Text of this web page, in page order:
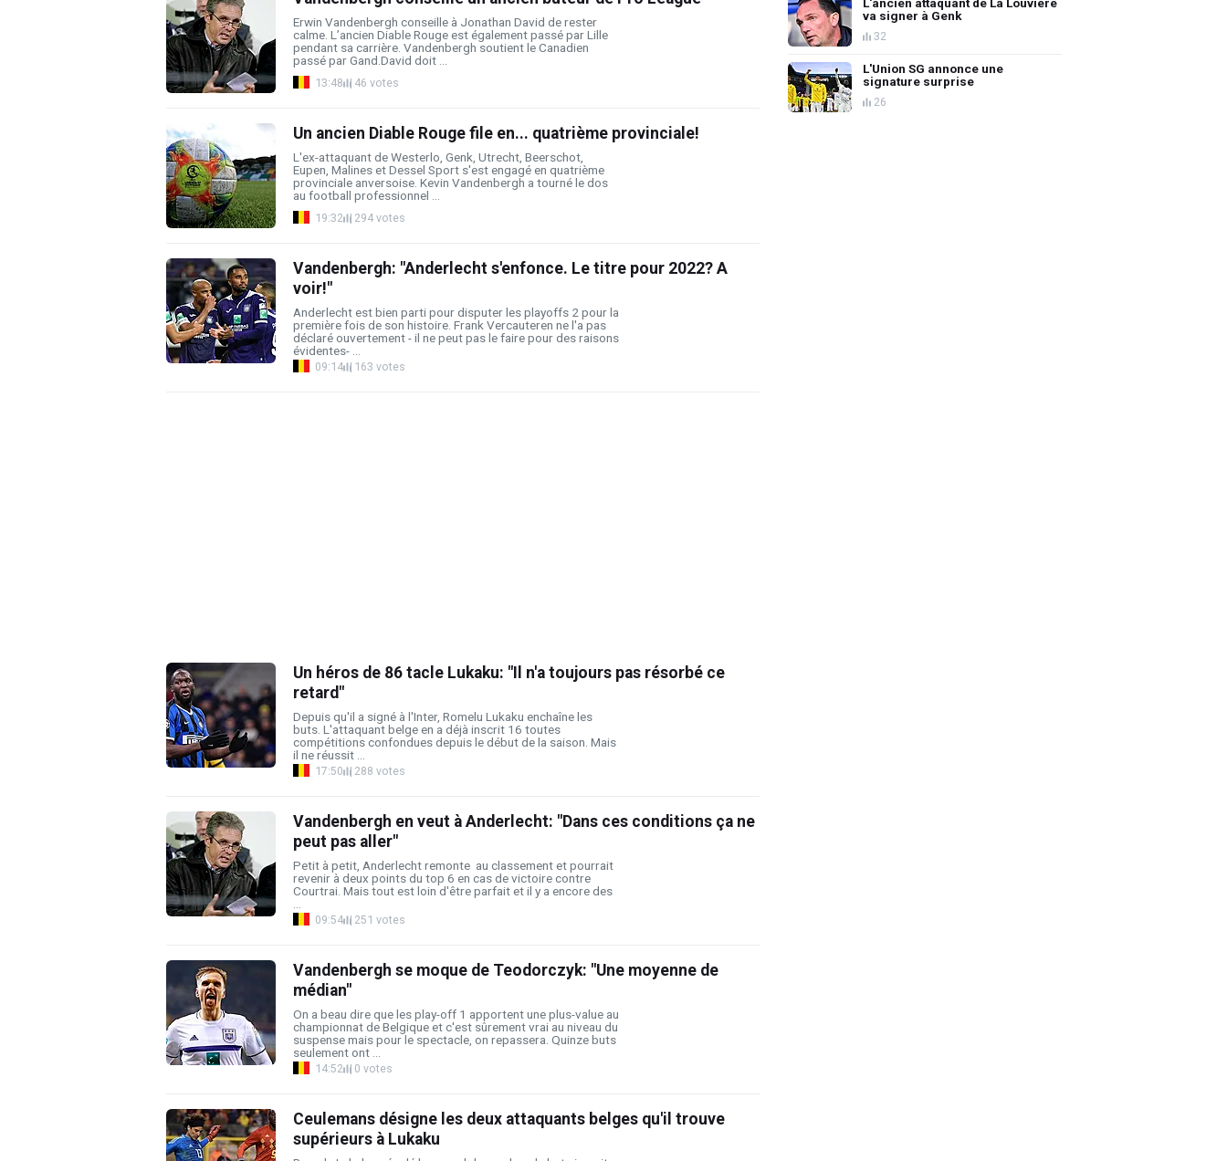
Erwin Vandenbergh conseille à Jonathan David de rester
calme. L’ancien Diable Rouge est également passé par Lille
pendant sa carrière. Vandenbergh soutient le Canadien
passé par Gand.David doit ...
13:48 46 votes
Un ancien Diable Rouge file en... quatrième provinciale!
L'ex-attaquant de Westerlo, Genk, Utrecht, Beerschot,
Eupen, Malines et Dessel Sport s'est engagé en quatrième
provinciale anversoise. Kevin Vandenbergh a tourné le dos
au football professionnel ...
19:32 294 votes
Vandenbergh: "Anderlecht s'enfonce. Le titre pour 2022? A
voir!"
Anderlecht est bien parti pour disputer les playoffs 2 pour la
première fois de son histoire. Frank Vercauteren ne l'a pas
déclaré ouvertement - il ne peut pas le faire pour des raisons
évidentes- ...
09:14 163 votes
Un héros de 86 tacle Lukaku: "Il n'a toujours pas résorbé ce
retard"
Depuis qu'il a signé à l'Inter, Romelu Lukaku enchaîne les
buts. L'attaquant belge en a déjà inscrit 16 toutes
compétitions confondues depuis le début de la saison. Mais
il ne réussit ...
17:50 288 votes
Vandenbergh en veut à Anderlecht: "Dans ces conditions ça ne
peut pas aller"
Petit à petit, Anderlecht remonte au classement et pourrait
revenir à deux points du top 6 en cas de victoire contre
Courtrai. Mais tout est loin d'être parfait et il y a encore des
09:54 251 votes
Vandenbergh se moque de Teodorczyk: "Une moyenne de
médian"
On a beau dire que les play-off 1 apportent une plus-value au
championnat de Belgique et c'est sûrement vrai au niveau du
suspense mais pour le spectacle, on repassera. Quinze buts
seulement ont ...
14:52 0 votes
Ceulemans désigne les deux attaquants belges qu'il trouve
supérieurs à Lukaku
va signer à Genk
32
L'Union SG annonce une
signature surprise
26